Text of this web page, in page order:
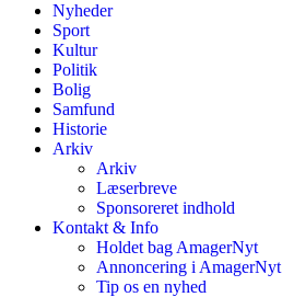
Nyheder
Sport
Kultur
Politik
Bolig
Samfund
Historie
Arkiv
Arkiv
Læserbreve
Sponsoreret indhold
Kontakt & Info
Holdet bag AmagerNyt
Annoncering i AmagerNyt
Tip os en nyhed